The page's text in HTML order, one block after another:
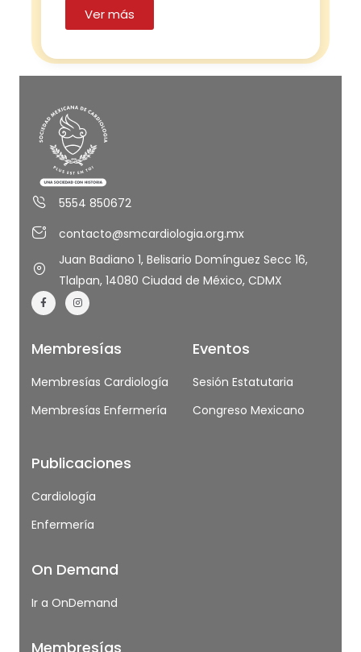
Ver más
5554 850672
contacto@smcardiologia.org.mx
Juan Badiano 1, Belisario Domínguez Secc 16,
Tlalpan, 14080 Ciudad de México, CDMX
Membresías
Membresías Cardiología
Membresías Enfermería
Publicaciones
Cardiología
Enfermería
Eventos
Sesión Estatutaria
Congreso Mexicano
On Demand
Ir a OnDemand
Membresías